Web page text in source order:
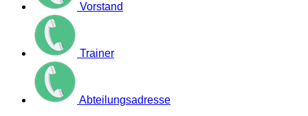
Vorstand
Trainer
Abteilungsadresse